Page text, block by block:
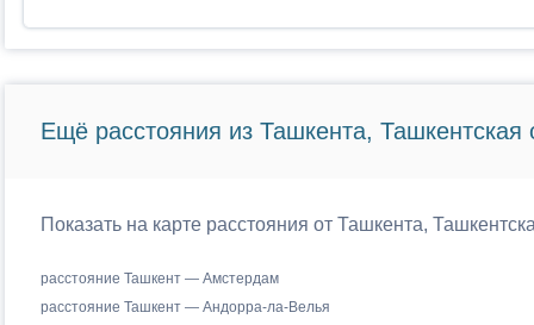
Ещё расстояния из Ташкента, Ташкентская
Показать на карте расстояния от Ташкента,
расстояние Ташкент — Амстердам
расстояние Ташкент — Андорра-ла-Велья